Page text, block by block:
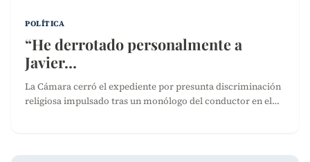
POLÍTICA
“He derrotado personalmente a
Javier…
La Cámara cerró el expediente por presunta discriminación
religiosa impulsado tras un monólogo del conductor en el…